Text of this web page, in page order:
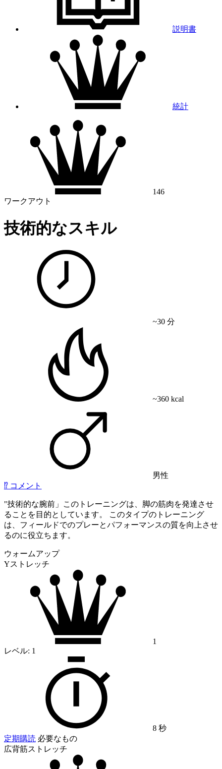
説明書
統計
146
ワークアウト
技術的なスキル
~30 分
~360 kcal
男性
⁉️ コメント
"技術的な腕前」このトレーニングは、脚の筋肉を発達させ
ることを目的としています。 このタイプのトレーニング
は、フィールドでのプレーとパフォーマンスの質を向上させ
るのに役立ちます。
ウォームアップ
Yストレッチ
1
レベル: 1
8 秒
定期購読 必要なもの
広背筋ストレッチ